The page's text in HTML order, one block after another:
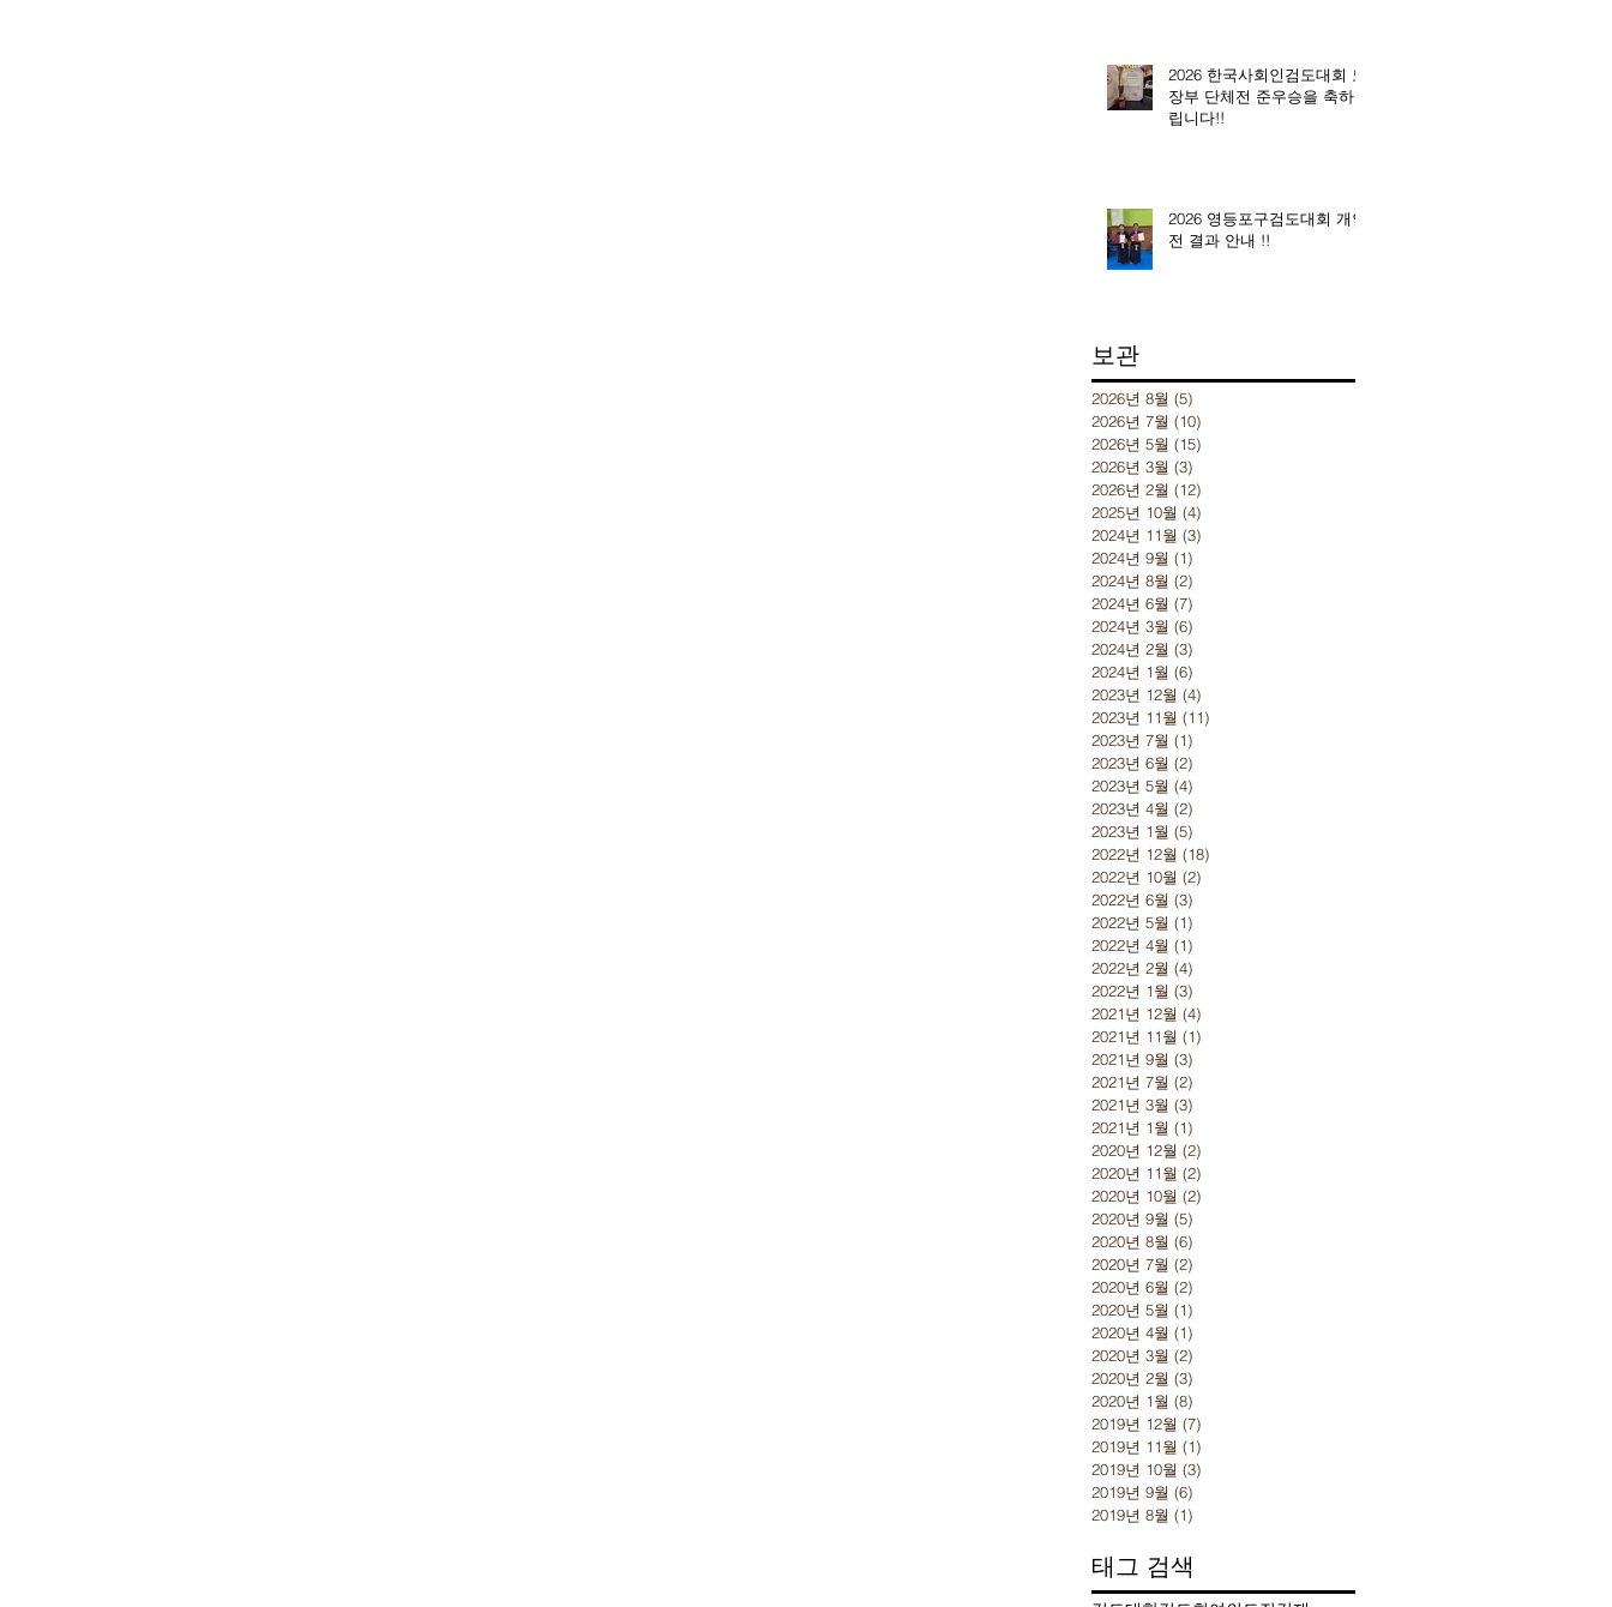
2026 한국사회인검도대회 노
장부 단체전 준우승을 축하드
립니다!!
2026 영등포구검도대회 개인
전 결과 안내 !!
보관
2026년 8월 (5)
2026년 7월 (10)
2026년 5월 (15)
2026년 3월 (3)
2026년 2월 (12)
2025년 10월 (4)
2024년 11월 (3)
2024년 9월 (1)
2024년 8월 (2)
2024년 6월 (7)
2024년 3월 (6)
2024년 2월 (3)
2024년 1월 (6)
2023년 12월 (4)
2023년 11월 (11)
2023년 7월 (1)
2023년 6월 (2)
2023년 5월 (4)
2023년 4월 (2)
2023년 1월 (5)
2022년 12월 (18)
2022년 10월 (2)
2022년 6월 (3)
2022년 5월 (1)
2022년 4월 (1)
2022년 2월 (4)
2022년 1월 (3)
2021년 12월 (4)
2021년 11월 (1)
2021년 9월 (3)
2021년 7월 (2)
2021년 3월 (3)
2021년 1월 (1)
2020년 12월 (2)
2020년 11월 (2)
2020년 10월 (2)
2020년 9월 (5)
2020년 8월 (6)
2020년 7월 (2)
2020년 6월 (2)
2020년 5월 (1)
2020년 4월 (1)
2020년 3월 (2)
2020년 2월 (3)
2020년 1월 (8)
2019년 12월 (7)
2019년 11월 (1)
2019년 10월 (3)
2019년 9월 (6)
2019년 8월 (1)
태그 검색